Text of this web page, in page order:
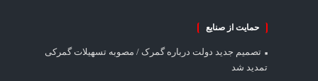
حمایت از صنایع
تصمیم جدید دولت درباره گمرک / مصوبه تسهیلات گمرکی
تمدید شد